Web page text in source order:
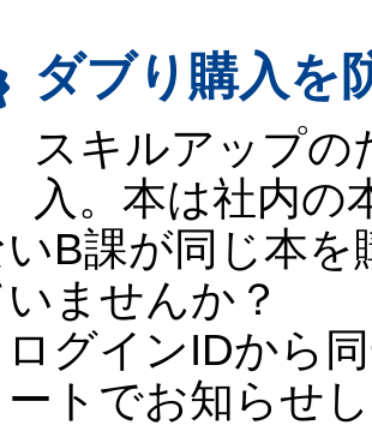
ダブり購入を
スキルアップの
入。本は社内の
いB課が同じ本
ませんか？
ログインIDから
トでお知らせ